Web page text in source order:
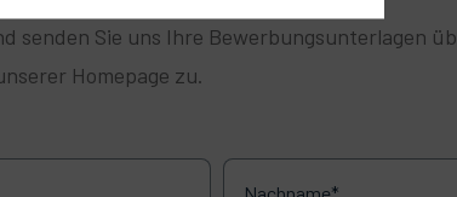
senden Sie uns Ihre Bewerbungsunterlagen
Homepage zu.